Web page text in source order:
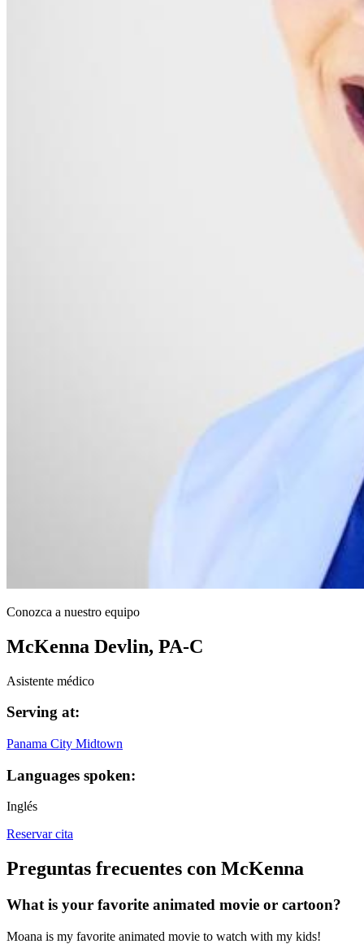
Conozca a nuestro equipo
McKenna Devlin, PA-C
Asistente médico
Serving at:
Panama City Midtown
Languages spoken:
Inglés
Reservar cita
Preguntas frecuentes con McKenna
What is your favorite animated movie or cartoon?
Moana is my favorite animated movie to watch with my kids!